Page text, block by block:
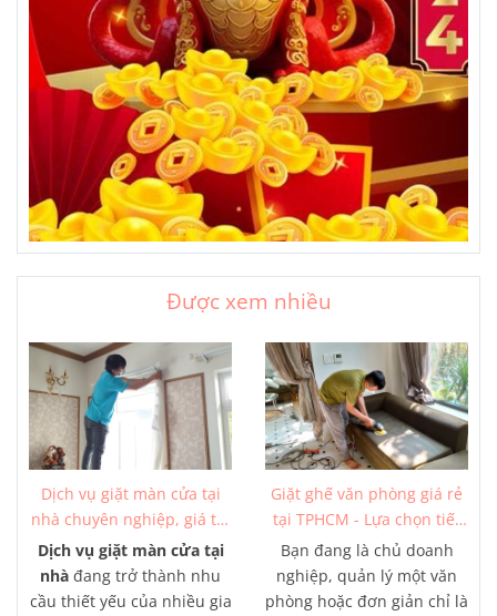
Được xem nhiều
Dịch vụ giặt màn cửa tại
nhà chuyên nghiệp, giá tốt
từ 150K
Dịch vụ giặt màn cửa tại
nhà đang trở thành nhu
cầu thiết yếu của nhiều gia
Giặt ghế văn phòng giá rẻ
tại TPHCM - Lựa chọn tiết
kiệm tối ưu
Bạn đang là chủ doanh
nghiệp, quản lý một văn
phòng hoặc đơn giản chỉ là